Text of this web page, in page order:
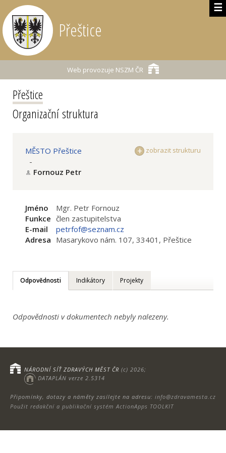
☰
Přeštice
Web provozuje NSZM ČR
Přeštice
Organizační struktura
zobrazit strukturu
MĚSTO Přeštice
-
Fornouz Petr
Jméno
Mgr. Petr Fornouz
Funkce člen zastupitelstva
E-mail
petrfof@seznam.cz
Adresa Masarykovo nám. 107, 33401, Přeštice
Odpovědnosti Indikátory Projekty
Odpovědnosti v dokumentech nebyly nalezeny.
Připomínky, dotazy a náměty zasílejte na adresu: info@zdravamesta.cz
Použit redakční a publikační systém ActionApps TOOLKIT
NÁRODNÍ SÍŤ ZDRAVÝCH MĚST ČR (c) 2026;
DATAPLÁN verze 2.5314